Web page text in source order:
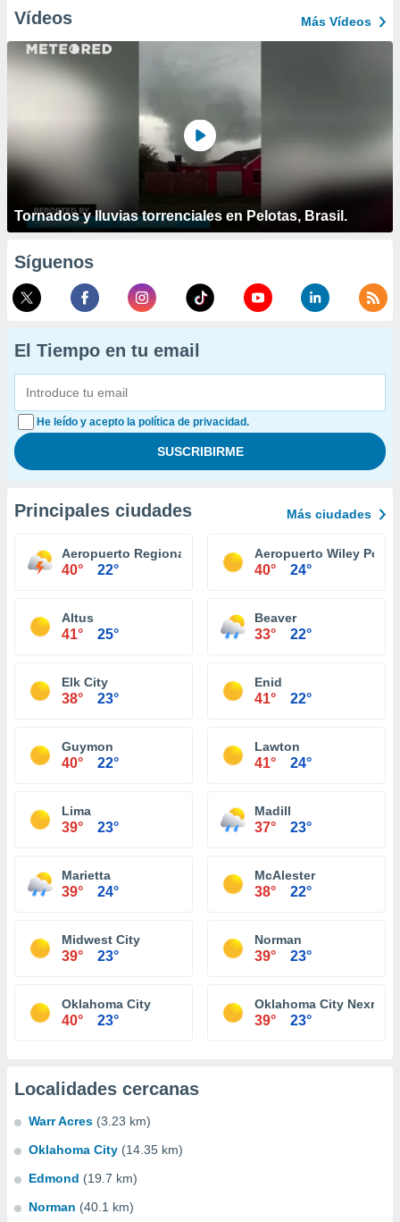
Vídeos Más Vídeos
Tornados y lluvias torrenciales en Pelotas, Brasil.
Síguenos
El Tiempo en tu email
He leído y acepto la política de privacidad.
Principales ciudades Más ciudades
Aeropuerto Regional Stillwater
40° 22°
Aeropuerto Wiley Post
40° 24°
Altus
41° 25°
Beaver
33° 22°
Elk City
38° 23°
Enid
41° 22°
Guymon
40° 22°
Lawton
41° 24°
Lima
39° 23°
Madill
37° 23°
Marietta
39° 24°
McAlester
38° 22°
Midwest City
39° 23°
Norman
39° 23°
Oklahoma City
40° 23°
Oklahoma City Nexrad
39° 23°
Localidades cercanas
Warr Acres (3.23 km)
Oklahoma City (14.35 km)
Edmond (19.7 km)
Norman (40.1 km)